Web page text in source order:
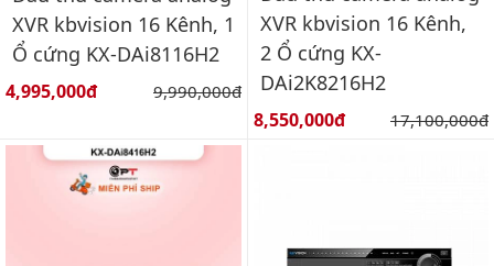
XVR kbvision 16 Kênh, 1
Ổ cứng KX-DAi8116H2
Giá bán:
4,995,000đ Giá gốc:
9,990,000đ
XVR kbvision 16 Kênh,
2 Ổ cứng KX-
DAi2K8216H2
Giá bán:
8,550,000đ Giá gốc:
17,100,000đ